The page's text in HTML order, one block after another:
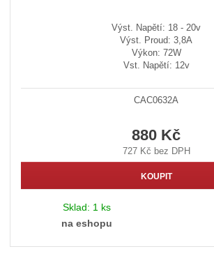
Výst. Napětí: 18 - 20v
Výst. Proud: 3,8A
Výkon: 72W
Vst. Napětí: 12v
CAC0632A
880 Kč
727 Kč bez DPH
KOUPIT
Sklad: 1 ks
na eshopu